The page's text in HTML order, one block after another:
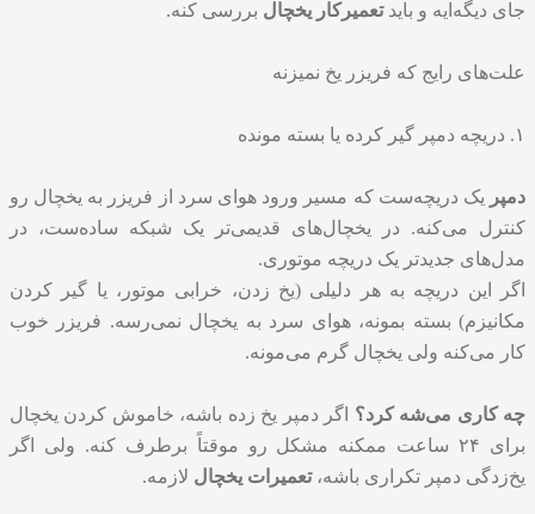
جای دیگه‌ایه و بایدتعمیرکار یخچال بررسی کنه.
علت‌های رایج که فریزر یخ نمیزنه
۱. دریچه دمپر گیر کرده یا بسته مونده
دمپر یک دریچه‌ست که مسیر ورود هوای سرد از فریزر به یخچال رو
کنترل می‌کنه. در یخچال‌های قدیمی‌تر یک شبکه ساده‌ست، در
مدل‌های جدیدتر یک دریچه موتوری.
اگر این دریچه به هر دلیلی (یخ زدن، خرابی موتور، یا گیر کردن
مکانیزم) بسته بمونه، هوای سرد به یخچال نمی‌رسه. فریزر خوب
کار می‌کنه ولی یخچال گرم می‌مونه.
چه کاری می‌شه کرد؟ اگر دمپر یخ زده باشه، خاموش کردن یخچال
برای ۲۴ ساعت ممکنه مشکل رو موقتاً برطرف کنه. ولی اگر
یخ‌زدگی دمپر تکراری باشه،تعمیرات یخچال لازمه.